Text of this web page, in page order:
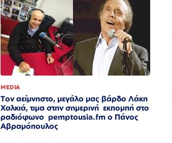
MEDIA
Τον αείμνηστο, μεγάλο μας βάρδο Λάκη
Χαλκιά, τιμα στην σημερινή εκπομπή στο
ραδιόφωνο pemptousia.fm ο Πάνος
Αβραμόπουλος